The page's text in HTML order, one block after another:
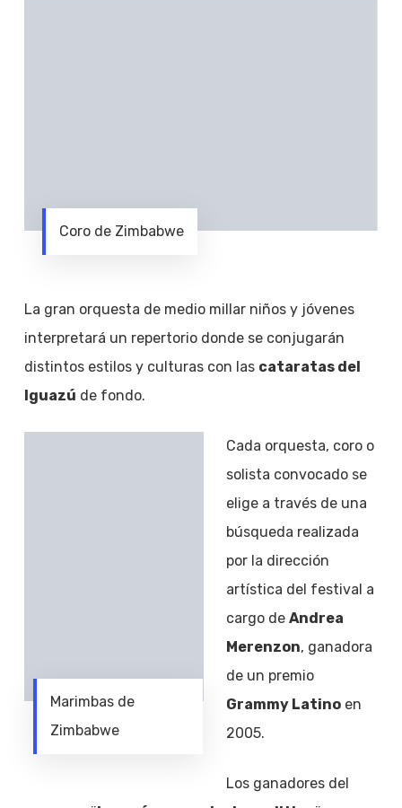
Coro de Zimbabwe
La gran orquesta de medio millar niños y jóvenes
interpretará un repertorio donde se conjugarán
distintos estilos y culturas con las cataratas del
Iguazú de fondo.
Marimbas de
Zimbabwe
Cada orquesta, coro o
solista convocado se
elige a través de una
búsqueda realizada
por la dirección
artística del festival a
cargo de Andrea
Merenzon, ganadora
de un premio
Grammy Latinoen
2005.
Los ganadores del